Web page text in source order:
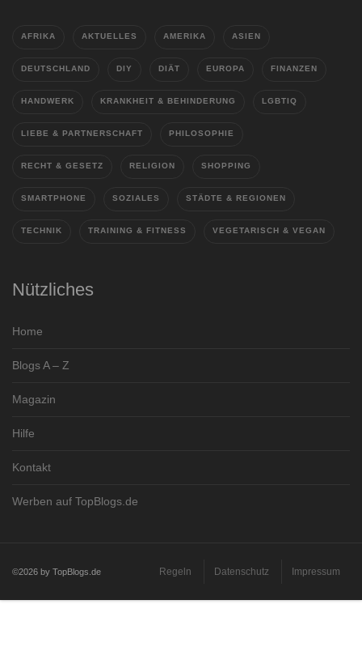
AFRIKA AKTUELLES AMERIKA ASIEN
DEUTSCHLAND DIY DIÄT EUROPA FINANZEN
HANDWERK KRANKHEIT & BEHINDERUNG LGBTIQ
LIEBE & PARTNERSCHAFT PHILOSOPHIE
RECHT & GESETZ RELIGION SHOPPING
SMARTPHONE SOZIALES STÄDTE & REGIONEN
TECHNIK TRAINING & FITNESS VEGETARISCH & VEGAN
Nützliches
Home
Blogs A – Z
Magazin
Hilfe
Kontakt
Werben auf TopBlogs.de
©2026 by TopBlogs.de Regeln Datenschutz Impressum